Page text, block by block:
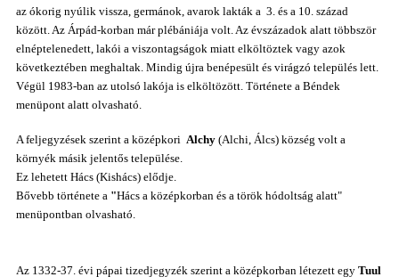
az ókorig nyúlik vissza, germánok, avarok lakták a 3. és a 10. század
között. Az Árpád-korban már plébániája volt. Az évszázadok alatt többször
elnéptelenedett, lakói a viszontagságok miatt elköltöztek vagy azok
következtében meghaltak. Mindig újra benépesült és virágzó település lett.
Végül 1983-ban az utolsó lakója is elköltözött. Története a Béndek
menüpont alatt olvasható.
A feljegyzések szerint a középkori Alchy (Alchi, Álcs) község volt a
környék másik jelentős települése.
Ez lehetett Hács (Kishács) elődje.
Bővebb története a "Hács a középkorban és a török hódoltság alatt"
menüpontban olvasható.
Az 1332-37. évi pápai tizedjegyzék szerint a középkorban létezett egy Tuul